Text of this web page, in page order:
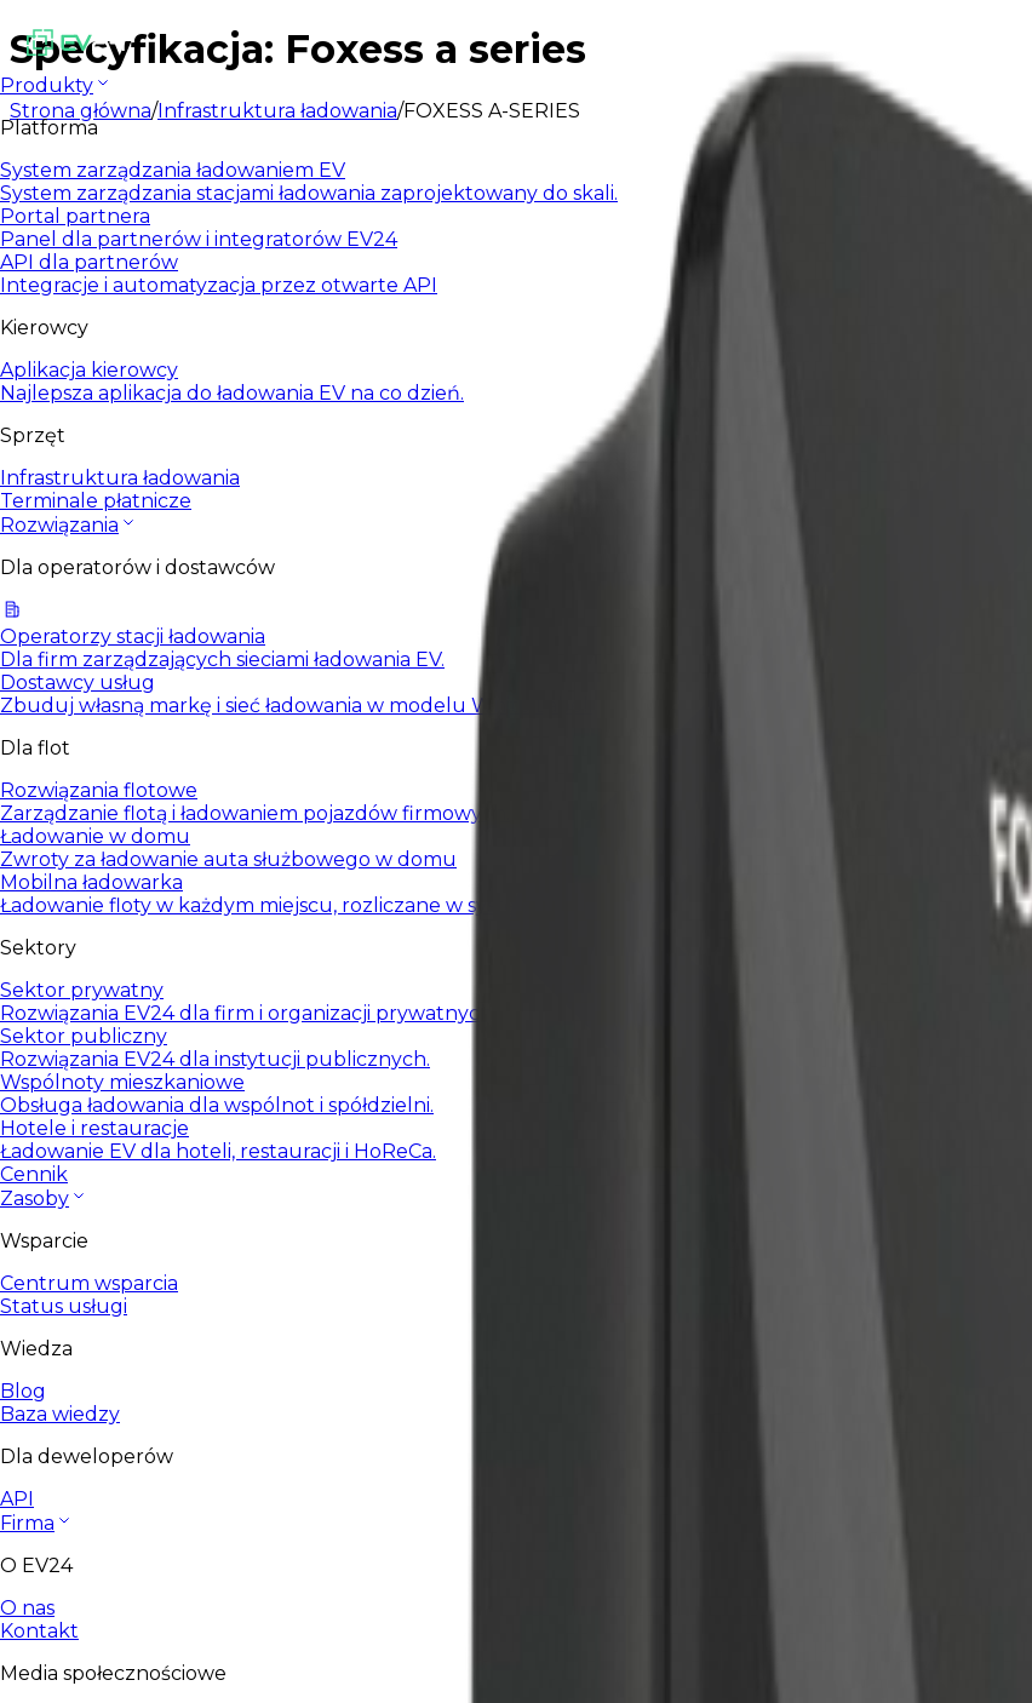
Produkty
Platforma
System zarządzania ładowaniem EV
System zarządzania stacjami ładowania zaprojektowany do skali.
Portal partnera
Panel dla partnerów i integratorów EV24
API dla partnerów
Integracje i automatyzacja przez otwarte API
Kierowcy
Aplikacja kierowcy
Najlepsza aplikacja do ładowania EV na co dzień.
Sprzęt
Infrastruktura ładowania
Terminale płatnicze
Rozwiązania
Dla operatorów i dostawców
Operatorzy stacji ładowania
Dla firm zarządzających sieciami ładowania EV.
Dostawcy usług
Zbuduj własną markę i sieć ładowania w modelu White Label.
Dla flot
Rozwiązania flotowe
Zarządzanie flotą i ładowaniem pojazdów firmowych.
Ładowanie w domu
Zwroty za ładowanie auta służbowego w domu
Mobilna ładowarka
Ładowanie floty w każdym miejscu, rozliczane w systemie
Sektory
Sektor prywatny
Rozwiązania EV24 dla firm i organizacji prywatnych.
Sektor publiczny
Rozwiązania EV24 dla instytucji publicznych.
Wspólnoty mieszkaniowe
Obsługa ładowania dla wspólnot i spółdzielni.
Hotele i restauracje
Ładowanie EV dla hoteli, restauracji i HoReCa.
Cennik
Zasoby
Wsparcie
Centrum wsparcia
Status usługi
Wiedza
Blog
Baza wiedzy
Dla deweloperów
API
Firma
O EV24
O nas
Kontakt
Media społecznościowe
Specyfikacja: Foxess a series
Strona główna/Infrastruktura ładowania/FOXESS A-SERIES